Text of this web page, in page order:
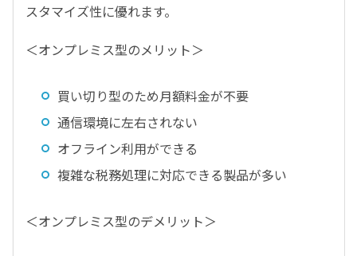
スタマイズ性に優れます。
＜オンプレミス型のメリット＞
買い切り型のため月額料金が不要
通信環境に左右されない
オフライン利用ができる
複雑な税務処理に対応できる製品が多い
＜オンプレミス型のデメリット＞